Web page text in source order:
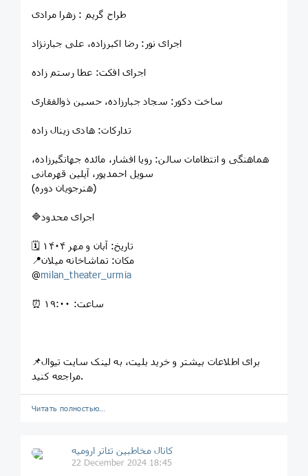
طراح گریم : زهرا مرادی
اجرای نور: رضا اکبرزاده، علی جبارنژاد
اجرای افکت: عطا رستم زاده
ساخت دکور: سجاد جبارزاده، حسین ذوالفقاری
تدارکات: هادی زینال زاده
هماهنگی و انتظامات سالن: رویا افشار، مائده جهانگیرزاده،
سویل احمدپور، آیلین قهرمانی
(هنرجویان دوره)
🔷اجرای محدود
🗓 تاریخ: آبان و مهر ۱۴۰۴
📍مکان: تماشاخانه میلان
@milan_theater_urmia
⏰ ساعت: ۱۹:۰۰
📌برای اطلاعات بیشتر و خرید بلیت، به لینک سایت تیوال
مراجعه کنید.
Читать полностью…
کانال مخاطبین تئاتر ارومیه
22 December 2024 18:45